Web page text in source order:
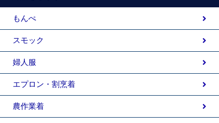
もんぺ
スモック
婦人服
エプロン・割烹着
農作業着